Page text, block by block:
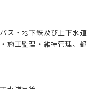
ス・地下鉄及び上下水道
施工監理・維持管理、都